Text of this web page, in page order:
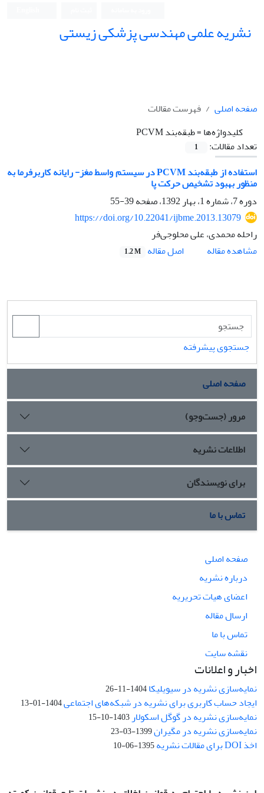
نشریه علمی مهندسی پزشکی زیستی
صفحه اصلی
فهرست مقالات
کلیدواژه‌ها =طبقه‌بند PCVM
تعداد مقالات:
1
استفاده از طبقه‌بند PCVM در سیستم واسط مغز- رایانه کاربرفرما به
منظور بهبود تشخیص حرکت پا
دوره 7، شماره 1، بهار 1392، صفحه
39-55
https://doi.org/10.22041/ijbme.2013.13079
راحله محمدی، علی محلوجی‌فر
مشاهده مقاله
اصل مقاله 1.2 M
جستجوی پیشرفته
صفحه اصلی
مرور (جست‌وجو)
اطلاعات نشریه
برای نویسندگان
تماس با ما
صفحه اصلی
درباره نشریه
اعضای هیات تحریریه
ارسال مقاله
تماس با ما
نقشه سایت
اخبار و اعلانات
نمایه‌سازی نشریه در سیویلیکا1404-11-26
ایجاد حساب کاربری برای نشریه در شبکه‌های اجتماعی1404-01-13
نمایه‌سازی نشریه در گوگل اسکولار1403-10-15
نمایه‌سازی نشریه در مگیران1399-03-23
اخذ DOI برای مقالات نشریه 1395-06-10